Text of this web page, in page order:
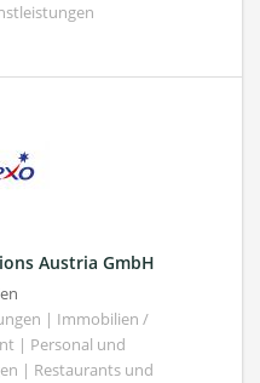
Austria GmbH
| Immobilien /
| Personal und
| Restaurants und